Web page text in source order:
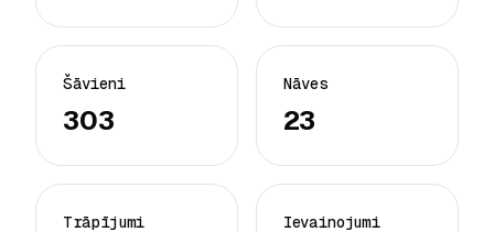
Šāvieni
303
Nāves
23
Trāpījumi Ievainojumi